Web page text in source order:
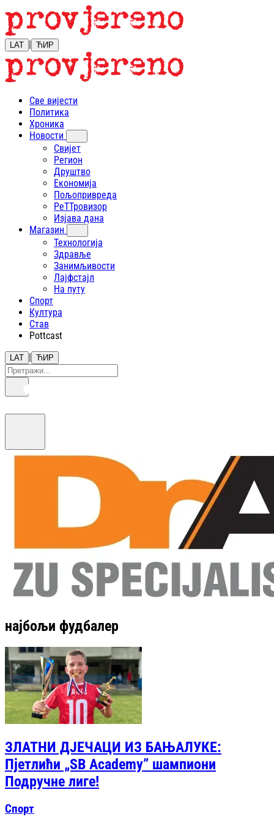
LAT | ЋИР
Све вијести
Политика
Хроника
Новости
Свијет
Регион
Друштво
Економија
Пољопривреда
РеТТровизор
Изјава дана
Магазин
Технологија
Здравље
Занимљивости
Лајфстajл
На путу
Спорт
Култура
Став
Pottcast
LAT | ЋИР
најбољи фудбалер
ЗЛАТНИ ДЈЕЧАЦИ ИЗ БАЊАЛУКЕ:
Пјетлићи „SB Academy” шампиони
Подручне лиге!
Спорт